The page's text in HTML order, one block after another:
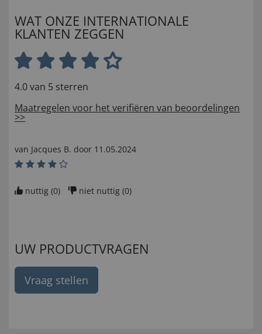
WAT ONZE INTERNATIONALE
KLANTEN ZEGGEN
4.0 van 5 sterren
Maatregelen voor het verifiëren van beoordelingen
>>
van Jacques B. door 11.05.2024
nuttig (0) niet nuttig (0)
UW PRODUCTVRAGEN
Vraag stellen